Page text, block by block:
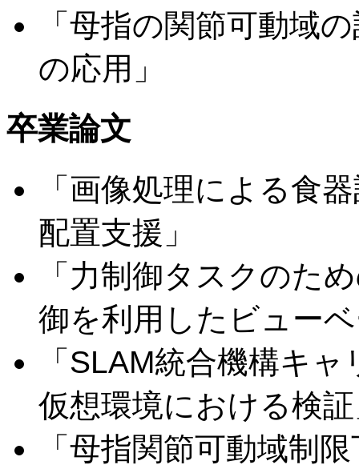
「母指の関節可動域
の応用」
卒業論文
「画像処理による食
配置支援」
「力制御タスクのた
御を利用したビュー
「SLAM統合機構キ
仮想環境における検
「母指関節可動域制